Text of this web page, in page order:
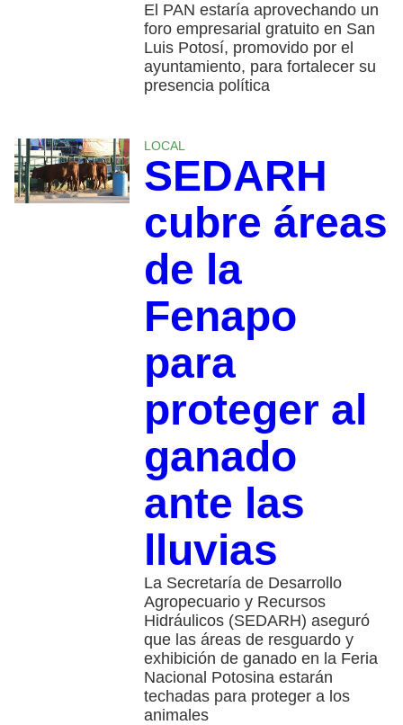
El PAN estaría aprovechando un
foro empresarial gratuito en San
Luis Potosí, promovido por el
ayuntamiento, para fortalecer su
presencia política
LOCAL
SEDARH
cubre áreas
de la
Fenapo
para
proteger al
ganado
ante las
lluvias
La Secretaría de Desarrollo
Agropecuario y Recursos
Hidráulicos (SEDARH) aseguró
que las áreas de resguardo y
exhibición de ganado en la Feria
Nacional Potosina estarán
techadas para proteger a los
animales